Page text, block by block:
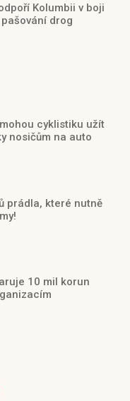
Kolumbii v boji
drog
cyklistiku užít
nosičům na auto
prádla, které nutně
10 mil korun